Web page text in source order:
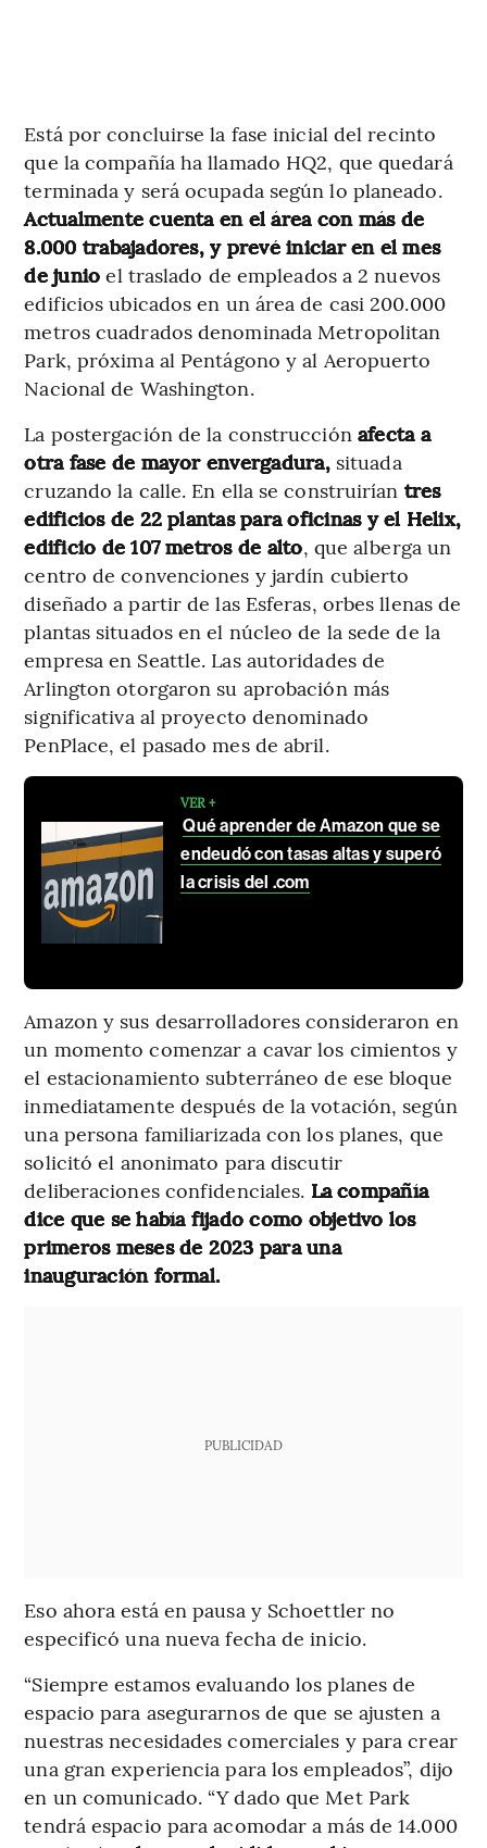
Está por concluirse la fase inicial del recinto
que la compañía ha llamado HQ2, que quedará
terminada y será ocupada según lo planeado.
Actualmente cuenta en el área con más de
8.000 trabajadores, y prevé iniciar en el mes
de junio el traslado de empleados a 2 nuevos
edificios ubicados en un área de casi 200.000
metros cuadrados denominada Metropolitan
Park, próxima al Pentágono y al Aeropuerto
Nacional de Washington.
La postergación de la construcción afecta a
otra fase de mayor envergadura,situada
cruzando la calle. En ella se construirían tres
edificios de 22 plantas para oficinas y el Helix,
edificio de 107 metros de alto, que alberga un
centro de convenciones y jardín cubierto
diseñado a partir de las Esferas, orbes llenas de
plantas situados en el núcleo de la sede de la
empresa en Seattle. Las autoridades de
Arlington otorgaron su aprobación más
significativa al proyecto denominado
PenPlace, el pasado mes de abril.
VER +
Qué aprender de Amazon que se
endeudó con tasas altas y superó
la crisis del .com
Amazon y sus desarrolladores consideraron en
un momento comenzar a cavar los cimientos y
el estacionamiento subterráneo de ese bloque
inmediatamente después de la votación, según
una persona familiarizada con los planes, que
solicitó el anonimato para discutir
deliberaciones confidenciales. La compañía
dice que se había fijado como objetivo los
primeros meses de 2023 para una
inauguración formal.
PUBLICIDAD
Eso ahora está en pausa y Schoettler no
especificó una nueva fecha de inicio.
“Siempre estamos evaluando los planes de
espacio para asegurarnos de que se ajusten a
nuestras necesidades comerciales y para crear
una gran experiencia para los empleados”, dijo
en un comunicado. “Y dado que Met Park
tendrá espacio para acomodar a más de 14.000